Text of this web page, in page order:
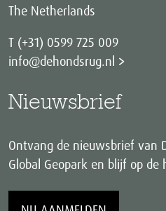
The Netherlands
T (+31) 0599 725 009
info@dehondsrug.nl
Nieuwsbrief
Ontvang de nieuwsbrief van
Global Geopark en blijf op de